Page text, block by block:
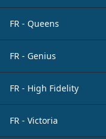
FR - Queens
FR - Genius
FR - High Fidelity
FR - Victoria